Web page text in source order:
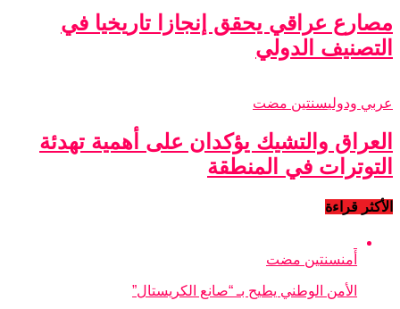
مصارع عراقي يحقق إنجازا تاريخيا في
التصنيف الدولي
عربي ودوليسنتين مضت
العراق والتشيك يؤكدان على أهمية تهدئة
التوترات في المنطقة
الأكثر قراءة
أمنسنتين مضت
الأمن الوطني يطيح بـ “صانع الكريستال”